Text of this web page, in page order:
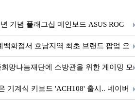
기념 플래그십 메인보드 ASUS ROG
20 국내 출시 예정
백화점서 호남지역 최초 브랜드 팝업 오
망나눔재단에 소방관을 위한 게이밍 모
기계식 키보드 'ACH108' 출시.. 네이버